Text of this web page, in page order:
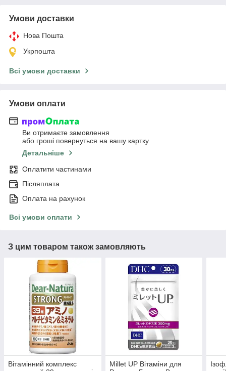
Умови доставки
Нова Пошта
Укрпошта
Всі умови доставки
Умови оплати
Ви отримаєте замовлення
або гроші повернуться на вашу картку
Детальніше
Оплатити частинами
Післяплата
Оплата на рахунок
Всі умови оплати
З цим товаром також замовляють
Вітамінний комплекс
Millet UP Вітаміни для